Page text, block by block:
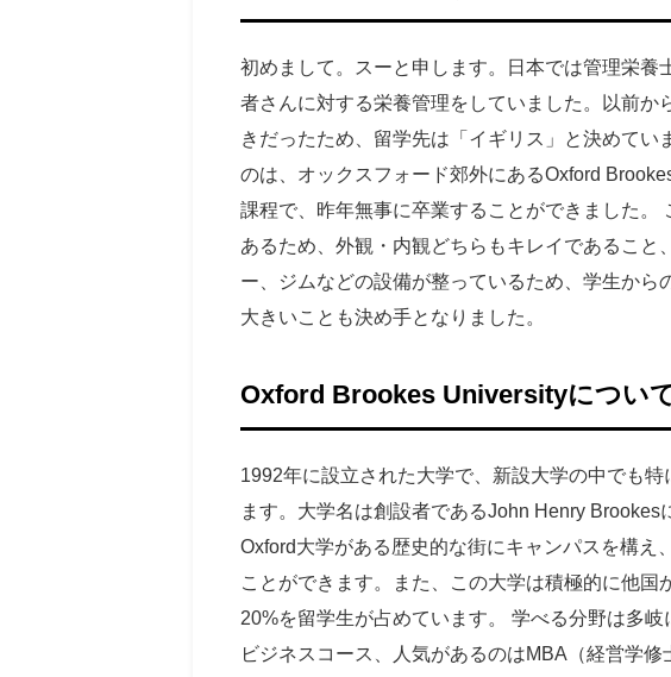
初めまして。スーと申します。日本では管理栄
者さんに対する栄養管理をしていました。以前
きだったため、留学先は「イギリス」と決めて
のは、オックスフォード郊外にあるOxford
課程で、昨年無事に卒業することができました
あるため、外観・内観どちらもキレイであるこ
ー、ジムなどの設備が整っているため、学生か
大きいことも決め手となりました。
Oxford Brookes Universityについ
1992年に設立された大学で、新設大学の中でも
ます。大学名は創設者であるJohn Henry
Oxford大学がある歴史的な街にキャンパスを構え
ことができます。また、この大学は積極的に他
20%を留学生が占めています。 学べる分野は多
ビジネスコース、人気があるのはMBA（経営学修